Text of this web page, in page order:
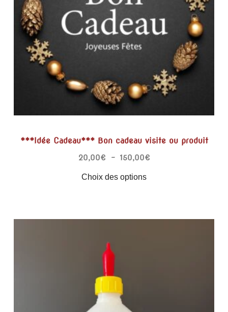
***Idée Cadeau*** Bon cadeau visite ou produit
20,00€ – 150,00€
Choix des options